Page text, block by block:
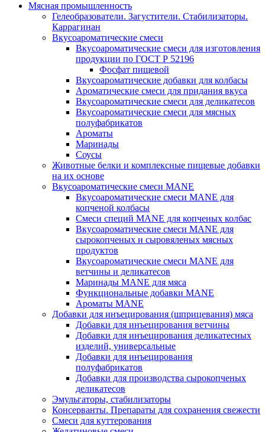
Мясная промышленность
Гелеобразователи. Загустители. Стабилизаторы.
Каррагинан
Вкусоароматические смеси
Вкусоароматические смеси для изготовления
продукции по ГОСТ Р 52196
Фосфат пищевой
Вкусоароматические добавки для колбасы
Ароматические смеси для придания вкуса
Вкусоароматические смеси для деликатесов
Вкусоароматические смеси для мясных
полуфабрикатов
Ароматы
Маринады
Соусы
Животные белки и комплексные пищевые добавки
на их основе
Вкусоароматические смеси MANE
Вкусоароматические смеси MANE для
копченой колбасы
Смеси специй MANE для копченых колбас
Вкусоароматические смеси MANE для
сырокопченых и сыровяленых мясных
продуктов
Вкусоароматические смеси MANE для
ветчины и деликатесов
Маринады MANE для мяса
Функциональные добавки MANE
Ароматы MANE
Добавки для инъецирования (шприцевания) мяса
Добавки для инъецирования ветчины
Добавки для инъецирования деликатесных
изделий, универсальные
Добавки для инъецирования
полуфабрикатов
Добавки для производства сырокопченых
деликатесов
Эмульгаторы, стабилизаторы
Консерванты. Препараты для сохранения свежести
Смеси для куттерования